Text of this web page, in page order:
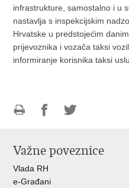
infrastrukture, samostalno i u
nastavlja s inspekcijskim
Hrvatske u predstojećim
prijevoznika i vozača taksi
informiranje korisnika taksi
Facebooku
Twitteru
Važne poveznice
Vlada RH
e-Građani